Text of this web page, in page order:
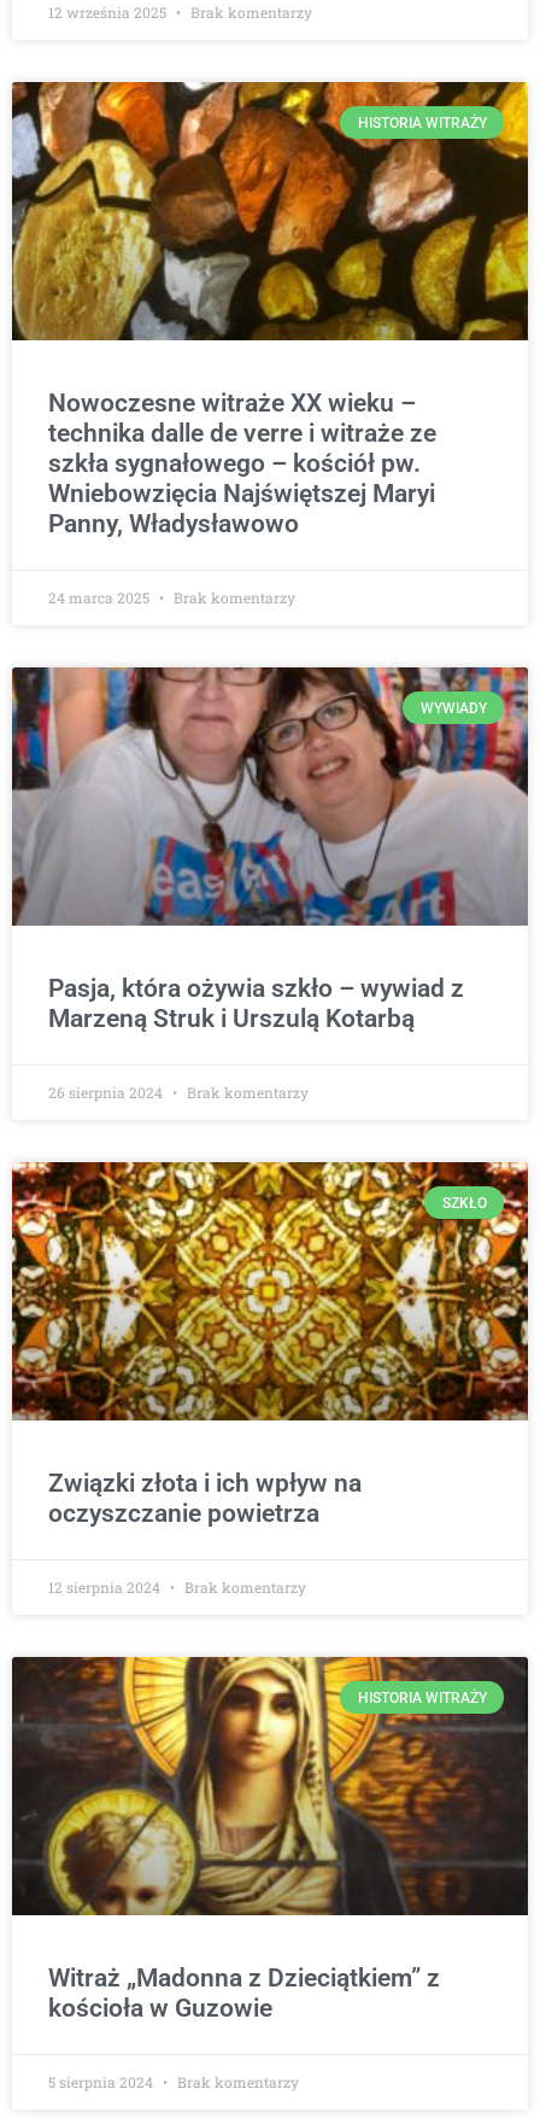
12 września 2025 Brak komentarzy
HISTORIA WITRAŻY
Nowoczesne witraże XX wieku –
technika dalle de verre i witraże ze
szkła sygnałowego – kościół pw.
Wniebowzięcia Najświętszej Maryi
Panny, Władysławowo
24 marca 2025 Brak komentarzy
WYWIADY
Pasja, która ożywia szkło – wywiad z
Marzeną Struk i Urszulą Kotarbą
26 sierpnia 2024 Brak komentarzy
SZKŁO
Związki złota i ich wpływ na
oczyszczanie powietrza
12 sierpnia 2024 Brak komentarzy
HISTORIA WITRAŻY
Witraż „Madonna z Dzieciątkiem” z
kościoła w Guzowie
5 sierpnia 2024 Brak komentarzy